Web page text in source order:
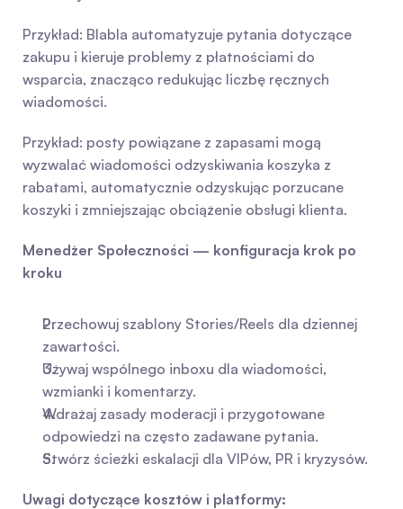
Przykład: Blabla automatyzuje pytania dotyczące
zakupu i kieruje problemy z płatnościami do
wsparcia, znacząco redukując liczbę ręcznych
wiadomości.
Przykład: posty powiązane z zapasami mogą
wyzwalać wiadomości odzyskiwania koszyka z
rabatami, automatycznie odzyskując porzucane
koszyki i zmniejszając obciążenie obsługi klienta.
Menedżer Społeczności — konfiguracja krok po
kroku
Przechowuj szablony Stories/Reels dla dziennej
zawartości.
Używaj wspólnego inboxu dla wiadomości,
wzmianki i komentarzy.
Wdrażaj zasady moderacji i przygotowane
odpowiedzi na często zadawane pytania.
Stwórz ścieżki eskalacji dla VIPów, PR i kryzysów.
Uwagi dotyczące kosztów i platformy: